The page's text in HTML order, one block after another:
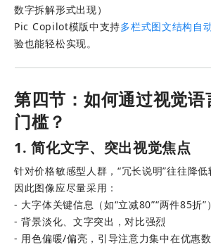
数字拆解形式出现）
Pic Copilot模版中支持多栏式图文结构自
验也能轻松实现。
第四节：如何通过视觉
门槛？
1. 简化文字、突出视觉焦点
针对价格敏感型人群，“冗长说明”往往降低
因此图像应尽量采用：
- 大字体关键信息（如“立减80”“两件85折”
- 背景淡化、文字突出，对比强烈
- 用色偏暖/偏亮，引导注意力集中在优惠